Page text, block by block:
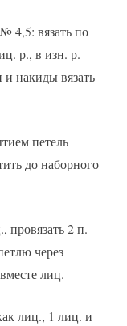
4,5: вязать по
р., в изн. р.
и накиды вязать
петель
до наборного
провязать 2 п.
через
лиц.
лиц., 1 лиц. и